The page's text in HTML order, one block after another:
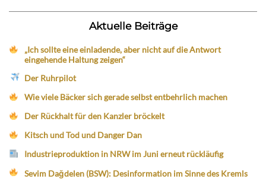
Aktuelle Beiträge
„Ich sollte eine einladende, aber nicht auf die Antwort
eingehende Haltung zeigen“
Der Ruhrpilot
Wie viele Bäcker sich gerade selbst entbehrlich machen
Der Rückhalt für den Kanzler bröckelt
Kitsch und Tod und Danger Dan
Industrieproduktion in NRW im Juni erneut rückläufig
Sevim Dağdelen (BSW): Desinformation im Sinne des Kremls